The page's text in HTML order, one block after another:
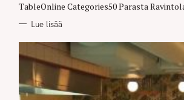
S
TableOnline Categories50 Parasta
Lue lisää